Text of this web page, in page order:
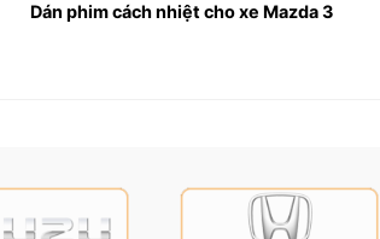
và gắn vào sàn xe.
sẽ lấy nguồn trực tiếp từ bình
Dán phim cách nhiệt cho xe Mazda 3